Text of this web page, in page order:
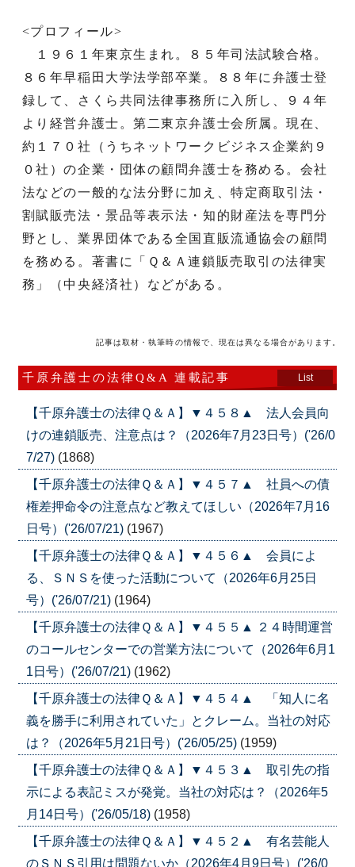
<プロフィール>
１９６１年東京生まれ。８５年司法試験合格。
８６年早稲田大学法学部卒業。８８年に弁護士登
録して、さくら共同法律事務所に入所し、９４年
より経営弁護士。第二東京弁護士会所属。現在、
約１７０社（うちネットワークビジネス企業約９
０社）の企業・団体の顧問弁護士を務める。会社
法などの一般的な法分野に加え、特定商取引法・
割賦販売法・景品等表示法・知的財産法を専門分
野とし、業界団体である全国直販流通協会の顧問
を務める。著書に「Ｑ＆Ａ連鎖販売取引の法律実
務」（中央経済社）などがある。
記事は取材・執筆時の情報で、現在は異なる場合があります。
千原弁護士の法律Q&A 連載記事 List
【千原弁護士の法律Ｑ＆Ａ】▼４５８▲ 法人会員向
けの連鎖販売、注意点は？（2026年7月23日号）('26/0
7/27) (1868)
【千原弁護士の法律Ｑ＆Ａ】▼４５７▲ 社員への債
権差押命令の注意点など教えてほしい（2026年7月16
日号）('26/07/21) (1967)
【千原弁護士の法律Ｑ＆Ａ】▼４５６▲ 会員によ
る、ＳＮＳを使った活動について（2026年6月25日
号）('26/07/21) (1964)
【千原弁護士の法律Ｑ＆Ａ】▼４５５▲ ２４時間運営
のコールセンターでの営業方法について（2026年6月1
1日号）('26/07/21) (1962)
【千原弁護士の法律Ｑ＆Ａ】▼４５４▲ 「知人に名
義を勝手に利用されていた」とクレーム。当社の対応
は？（2026年5月21日号）('26/05/25) (1959)
【千原弁護士の法律Ｑ＆Ａ】▼４５３▲ 取引先の指
示による表記ミスが発覚。当社の対応は？（2026年5
月14日号）('26/05/18) (1958)
【千原弁護士の法律Ｑ＆Ａ】▼４５２▲ 有名芸能人
のＳＮＳ引用は問題ないか（2026年4月9日号）('26/0